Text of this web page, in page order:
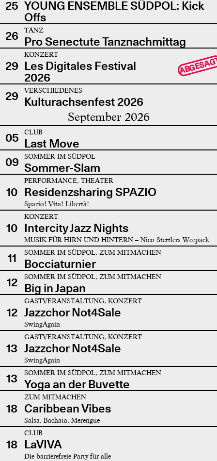
25 YOUNG ENSEMBLE SÜDPOL: Kick
Offs
26
TANZ
Pro Senectute Tanznachmittag
29
KONZERT
Les Digitales Festival
2026
29 VERSCHIEDENES
Kulturachsenfest 2026
September 2026
05 CLUB
Last Move
09
SOMMER IM SÜDPOL
Sommer-Slam
10
PERFORMANCE, THEATER
Residenzsharing SPAZIO
Spazio! Vita! Libertà!
10
KONZERT
Intercity Jazz Nights
MUSIK FÜR HIRN UND HINTERN – Nico Stettlers Weepack
11 SOMMER IM SÜDPOL, ZUM MITMACHEN
Bocciaturnier
12
SOMMER IM SÜDPOL, ZUM MITMACHEN
Big in Japan
12
GASTVERANSTALTUNG, KONZERT
Jazzchor Not4Sale
SwingAgain
13
GASTVERANSTALTUNG, KONZERT
Jazzchor Not4Sale
SwingAgain
13 SOMMER IM SÜDPOL, ZUM MITMACHEN
Yoga an der Buvette
18
ZUM MITMACHEN
Caribbean Vibes
Salsa, Bachata, Merengue
18
CLUB
LaVIVA
Die barrierefreie Party für alle